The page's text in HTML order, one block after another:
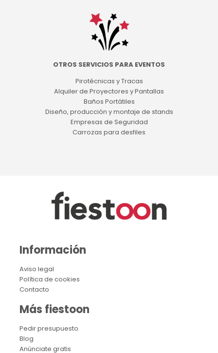
OTROS SERVICIOS PARA EVENTOS
Pirotécnicas y Tracas
Alquiler de Proyectores y Pantallas
Baños Portátiles
Diseño, producción y montaje de stands
Empresas de Seguridad
Carrozas para desfiles
Información
Aviso legal
Política de cookies
Contacto
Más fiestoon
Pedir presupuesto
Blog
Anúnciate gratis